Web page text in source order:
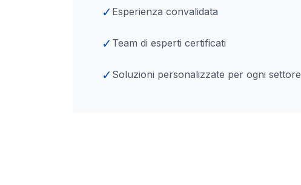
✓ Esperienza convalidata
✓ Team di esperti certificati
✓ Soluzioni personalizzate per ogni settore